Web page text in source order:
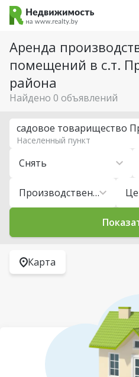
Аренда
помещений в с.т.
района
Найдено 0 объявлений
Снять
Производственные помещения
Населенный пункт
Карта